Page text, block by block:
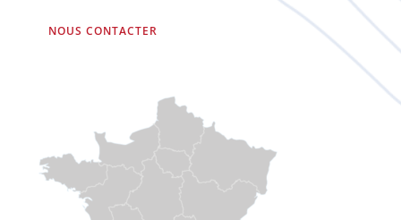
NOUS CONTACTER